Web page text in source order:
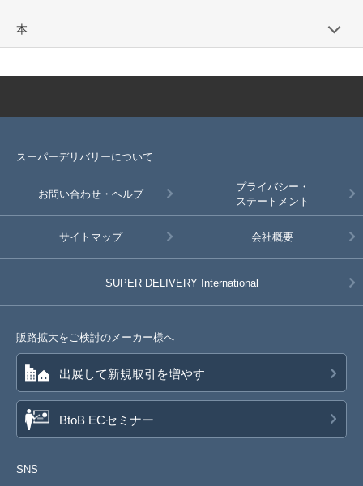
本
スーパーデリバリーについて
お問い合わせ・ヘルプ
プライバシー・
ステートメント
サイトマップ 会社概要
SUPER DELIVERY International
販路拡大をご検討のメーカー様へ
出展して新規取引を増やす
BtoB ECセミナー
SNS